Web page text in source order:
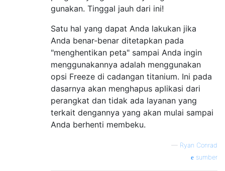
gunakan. Tinggal jauh dari ini!
Satu hal yang dapat Anda lakukan jika
Anda benar-benar ditetapkan pada
"menghentikan peta" sampai Anda ingin
menggunakannya adalah menggunakan
opsi Freeze di cadangan titanium. Ini pada
dasarnya akan menghapus aplikasi dari
perangkat dan tidak ada layanan yang
terkait dengannya yang akan mulai sampai
Anda berhenti membeku.
— Ryan Conrad
sumber